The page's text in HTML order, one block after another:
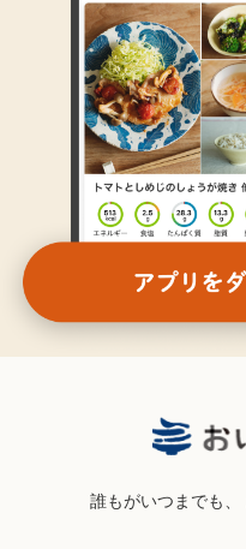
誰もがいつまでも、